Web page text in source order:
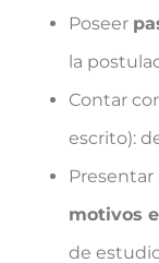
Poseer
la
Contar
escrito):
Presentar
motivos
de